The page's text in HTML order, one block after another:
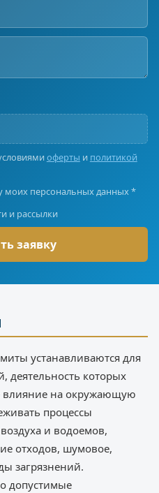
оферты и политикой
моих персональных данных *
и рассылки
устанавливаются для
деятельность которых
влияние на окружающую
процессы
и водоемов,
отходов, шумовое,
загрязнений.
допустимые